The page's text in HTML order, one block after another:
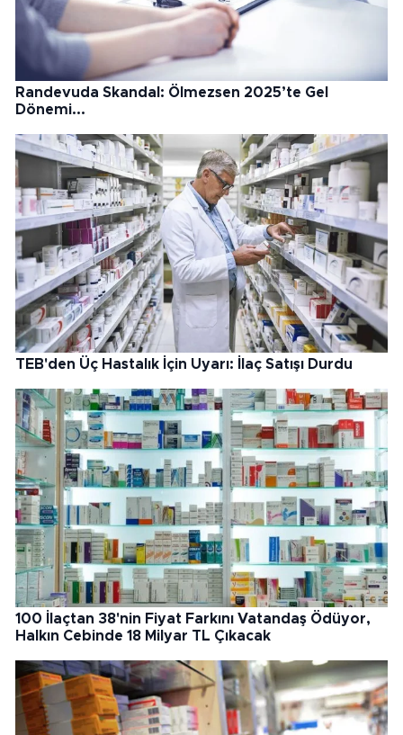
Randevuda Skandal: Ölmezsen 2025’te Gel
Dönemi...
TEB'den Üç Hastalık İçin Uyarı: İlaç Satışı Durdu
100 İlaçtan 38'nin Fiyat Farkını Vatandaş Ödüyor,
Halkın Cebinde 18 Milyar TL Çıkacak